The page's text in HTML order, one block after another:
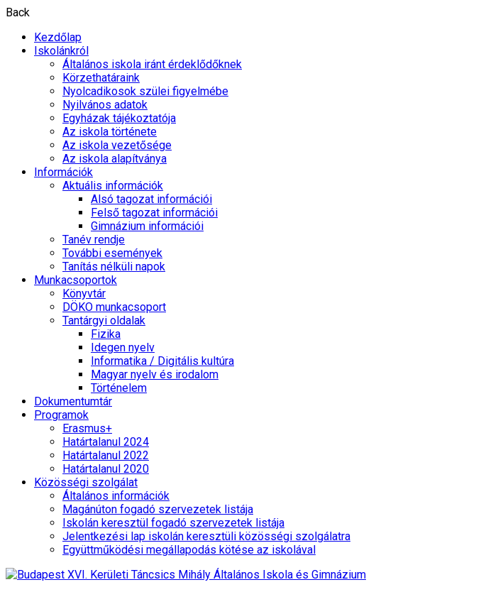
Back
Kezdőlap
Iskolánkról
Általános iskola iránt érdeklődőknek
Körzethatáraink
Nyolcadikosok szülei figyelmébe
Nyilvános adatok
Egyházak tájékoztatója
Az iskola története
Az iskola vezetősége
Az iskola alapítványa
Információk
Aktuális információk
Alsó tagozat információi
Felső tagozat információi
Gimnázium információi
Tanév rendje
További események
Tanítás nélküli napok
Munkacsoportok
Könyvtár
DÖKO munkacsoport
Tantárgyi oldalak
Fizika
Idegen nyelv
Informatika / Digitális kultúra
Magyar nyelv és irodalom
Történelem
Dokumentumtár
Programok
Erasmus+
Határtalanul 2024
Határtalanul 2022
Határtalanul 2020
Közösségi szolgálat
Általános információk
Magánúton fogadó szervezetek listája
Iskolán keresztül fogadó szervezetek listája
Jelentkezési lap iskolán keresztüli közösségi szolgálatra
Együttműködési megállapodás kötése az iskolával